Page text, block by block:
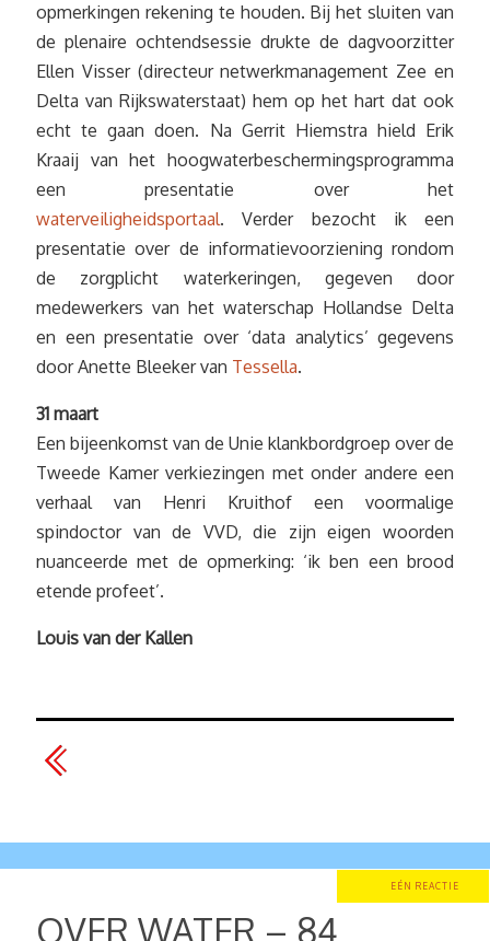
opmerkingen rekening te houden. Bij het sluiten van
de plenaire ochtendsessie drukte de dagvoorzitter
Ellen Visser (directeur netwerkmanagement Zee en
Delta van Rijkswaterstaat) hem op het hart dat ook
echt te gaan doen. Na Gerrit Hiemstra hield Erik
Kraaij van het hoogwaterbeschermingsprogramma
een presentatie over het
waterveiligheidsportaal. Verder bezocht ik een
presentatie over de informatievoorziening rondom
de zorgplicht waterkeringen, gegeven door
medewerkers van het waterschap Hollandse Delta
en een presentatie over ‘data analytics’ gegevens
door Anette Bleeker van Tessella.
31 maart
Een bijeenkomst van de Unie klankbordgroep over de
Tweede Kamer verkiezingen met onder andere een
verhaal van Henri Kruithof een voormalige
spindoctor van de VVD, die zijn eigen woorden
nuanceerde met de opmerking: ‘ik ben een brood
etende profeet’.
Louis van der Kallen
EÉN REACTIE
OVER WATER – 84